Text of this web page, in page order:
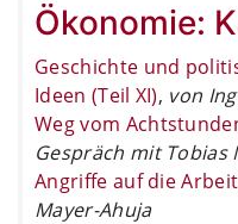
Ökonomie:
Geschichte und
Ideen (Teil XI), von
Weg vom
Gespräch mit Tobias
Angriffe auf die
Mayer-Ahuja